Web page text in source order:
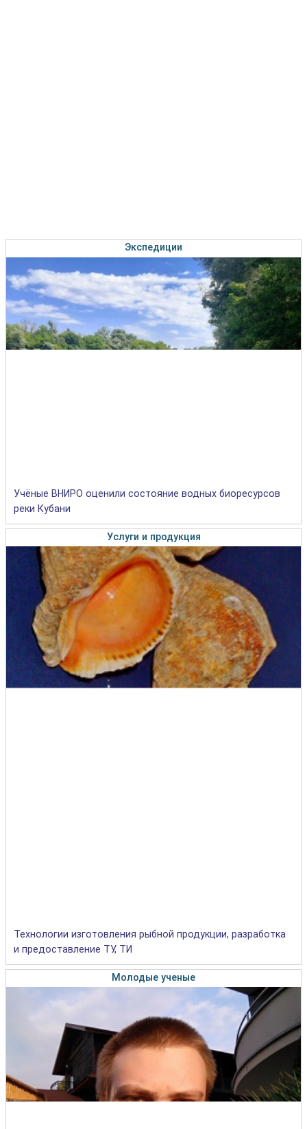
Экспедиции
Учёные ВНИРО оценили состояние водных биоресурсов
реки Кубани
Услуги и продукция
Технологии изготовления рыбной продукции, разработка
и предоставление ТУ, ТИ
Молодые ученые